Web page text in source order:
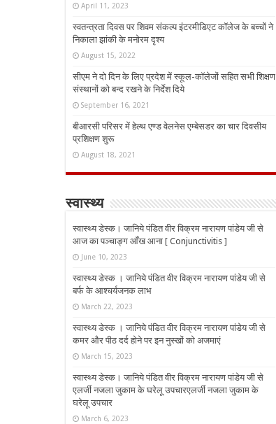
April 11, 2023
स्वतन्त्रता दिवस पर शिवम संकल्प इंटरमीडिएट कॉलेज के बच्चों ने
निकाला झांकी के मनोरम दृश्य
August 15, 2022
सीएम ने दो दिन के लिए प्रदेश में स्कूल-कॉलेजों सहित सभी शिक्षण
संस्थानों को बन्द रखने के निर्देश दिये
September 16, 2021
बीआरसी परिसर में हेल्थ एण्ड वेलनेस एम्बेसडर का चार दिवसीय
प्रशिक्षण शुरू
August 18, 2021
स्वास्थ्य
स्वास्थ्य डेस्क। जानिये पंडित वीर विक्रम नारायण पांडेय जी से
आज का पञ्चाङ्ग आँख आना [ Conjunctivitis ]
June 10, 2023
स्वास्थ्य डेस्क । जानिये पंडित वीर विक्रम नारायण पांडेय जी से
बर्फ के आश्चर्यजनक लाभ
March 22, 2023
स्वास्थ्य डेस्क । जानिये पंडित वीर विक्रम नारायण पांडेय जी से
कमर और पीठ दर्द होने पर इन नुस्‍खों को अजमाएं
March 15, 2023
स्वास्थ्य डेस्क। जानिये पंडित वीर विक्रम नारायण पांडेय जी से
एलर्जी नजला जुकाम के घरेलू उपचारएलर्जी नजला जुकाम के
घरेलू उपचार
March 6, 2023